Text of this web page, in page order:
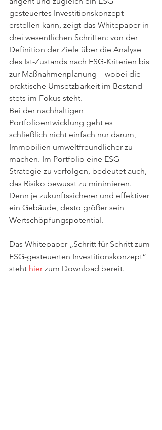
gesteuertes Investitionskonzept
erstellen kann, zeigt das Whitepaper in
drei wesentlichen Schritten: von der
Definition der Ziele über die Analyse
des Ist-Zustands nach ESG-Kriterien bis
zur Maßnahmenplanung – wobei die
praktische Umsetzbarkeit im Bestand
stets im Fokus steht.
Bei der nachhaltigen
Portfolioentwicklung geht es
schließlich nicht einfach nur darum,
Immobilien umweltfreundlicher zu
machen. Im Portfolio eine ESG-
Strategie zu verfolgen, bedeutet auch,
das Risiko bewusst zu minimieren.
Denn je zukunftssicherer und effektiver
ein Gebäude, desto größer sein
Wertschöpfungspotential.
Das Whitepaper „Schritt für Schritt zum
ESG-gesteuerten Investitionskonzept“
steht hier zum Download bereit.